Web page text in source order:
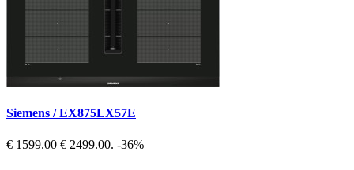
Siemens / EX875LX57E
€ 1599.00 € 2499.00. -36%